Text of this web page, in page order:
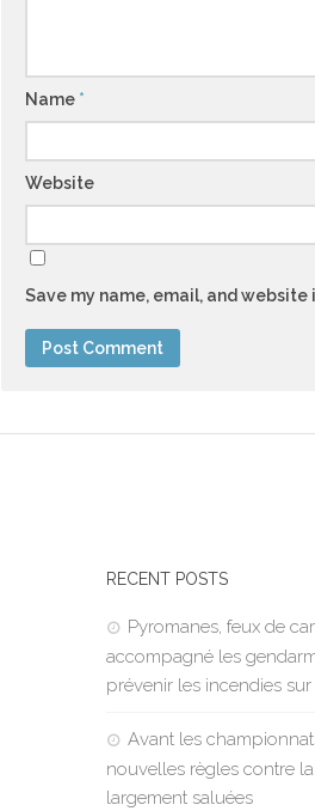
Name *
Website
Save my name, email, and
RECENT POSTS
Pyromanes, feux de
accompagné les
prévenir les incendies sur
Avant les
nouvelles règles contre
largement saluées